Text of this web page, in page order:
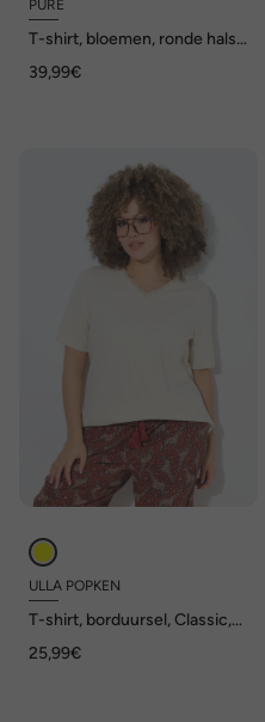
PURE
T-shirt, bloemen, ronde hals,
katoen
39,99€
ULLA POPKEN
T-shirt, borduursel, Classic,
25,99€